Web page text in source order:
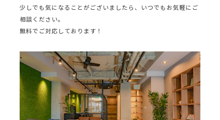
少しでも気になることがございましたら、いつでもお気軽にご
相談ください。
無料でご対応しております！